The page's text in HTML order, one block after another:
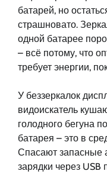
батарей, но
страшновато.
одной батарее
– всё потому, что
требует энергии,
У беззеркалок
видоискатель
голодного бегуна
батарея – это в
Спасают запасные
зарядки через USB